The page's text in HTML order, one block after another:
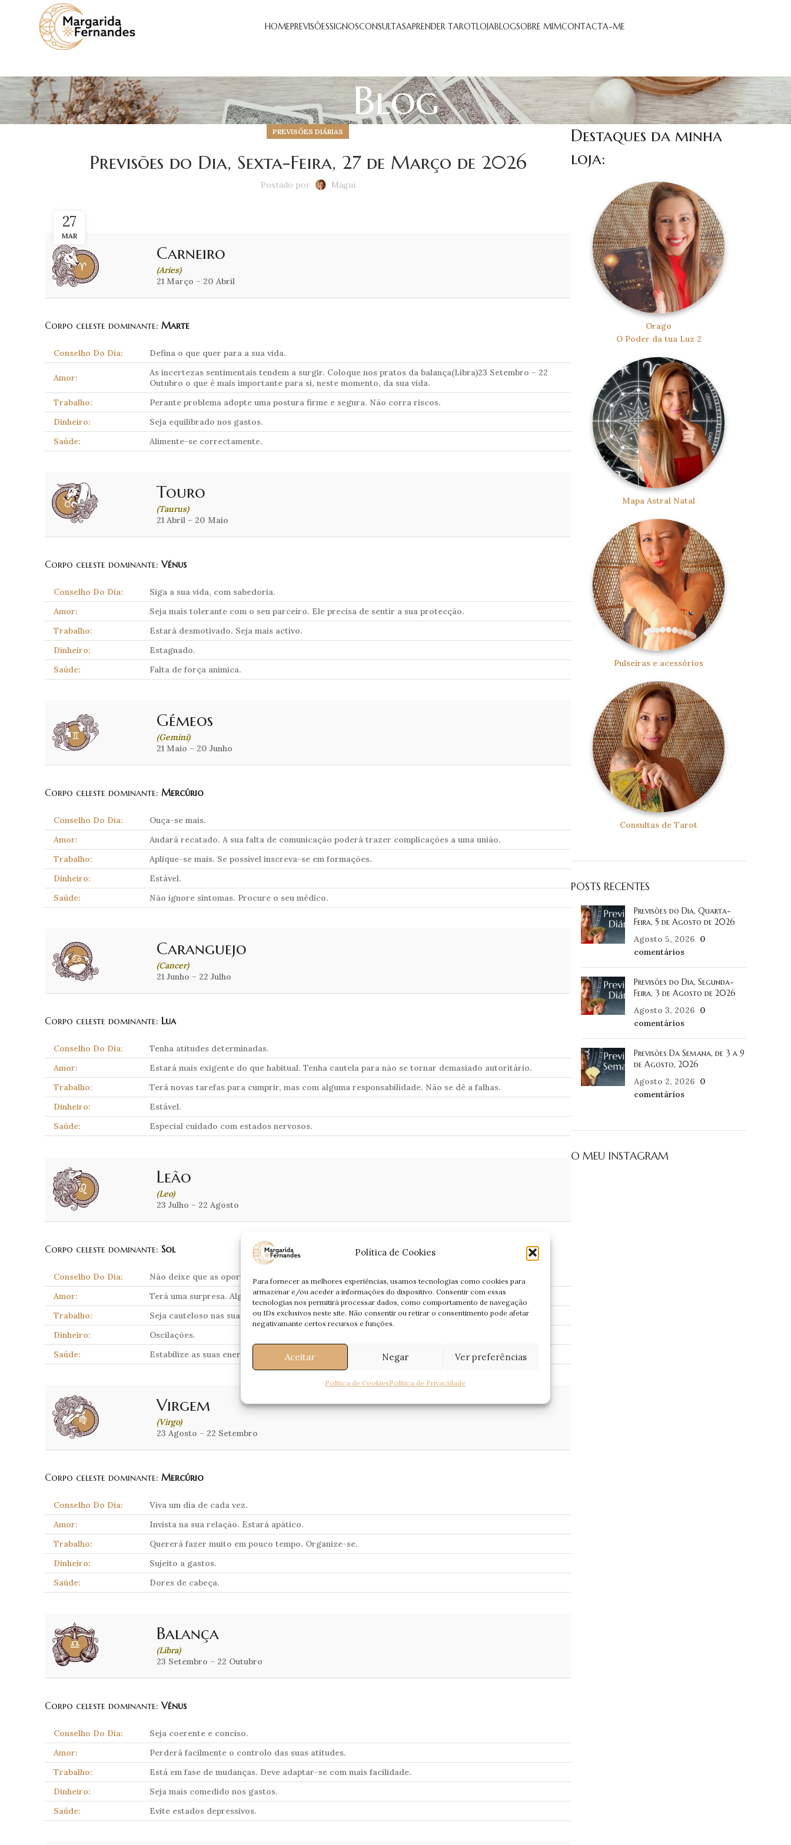
Política de Cookies
Para fornecer as melhores experiências, usamos tecnologias como cookies para
armazenar e/ou aceder a informações do dispositivo. Consentir com essas
tecnologias nos permitirá processar dados, como comportamento de navegação
ou IDs exclusivos neste site. Não consentir ou retirar o consentimento pode afetar
negativamante certos recursos e funções.
Aceitar Negar Ver preferências
Política de CookiesPolítica de Privacidade
HOMEPREVISÕESSIGNOSCONSULTASAPRENDER TAROTLOJABLOGSOBRE MIMCONTACTA-ME
Blog
PREVISÕES DIÁRIAS
Previsões do Dia, Sexta-Feira, 27 de Março de 2026
Postado por Magui
27
MAR
Carneiro
(Aries)
21 Março – 20 Abril
Corpo celeste dominante: Marte
Conselho Do Dia: Defina o que quer para a sua vida.
Amor:
As incertezas sentimentais tendem a surgir. Coloque nos pratos da balança(Libra)23 Setembro – 22
Outubro o que é mais importante para si, neste momento, da sua vida.
Trabalho:
Perante problema adopte uma postura firme e segura. Não corra riscos.
Dinheiro:
Seja equilibrado nos gastos.
Saúde:
Alimente-se correctamente.
Touro
(Taurus)
21 Abril – 20 Maio
Corpo celeste dominante: Vénus
Conselho Do Dia:
Siga a sua vida, com sabedoria.
Amor:
Seja mais tolerante com o seu parceiro. Ele precisa de sentir a sua protecção.
Trabalho:
Estará desmotivado. Seja mais activo.
Dinheiro:
Estagnado.
Saúde:
Falta de força anímica.
Gémeos
(Gemini)
21 Maio – 20 Junho
Corpo celeste dominante: Mercúrio
Conselho Do Dia:
Ouça-se mais.
Amor:
Andará recatado. A sua falta de comunicação poderá trazer complicações a uma união.
Trabalho:
Aplique-se mais. Se possível inscreva-se em formações.
Dinheiro:
Estável.
Saúde:
Não ignore sintomas. Procure o seu médico.
Caranguejo
(Cancer)
21 Junho – 22 Julho
Corpo celeste dominante: Lua
Conselho Do Dia:
Tenha atitudes determinadas.
Amor:
Estará mais exigente do que habitual. Tenha cautela para não se tornar demasiado autoritário.
Trabalho:
Terá novas tarefas para cumprir, mas com alguma responsabilidade. Não se dê a falhas.
Dinheiro:
Estável.
Saúde:
Especial cuidado com estados nervosos.
Leão
(Leo)
23 Julho – 22 Agosto
Corpo celeste dominante: Sol
Conselho Do Dia:
Não deixe que as oportunidades lhe passem ao lado.
Amor:
Terá uma surpresa. Alguém do passado pode dar noticias.
Trabalho:
Seja cauteloso nas suas tarefas, pois tendem a complicações.
Dinheiro:
Oscilações.
Saúde:
Estabilize as suas energias.
Virgem
(Virgo)
23 Agosto – 22 Setembro
Corpo celeste dominante: Mercúrio
Conselho Do Dia:
Viva um dia de cada vez.
Amor:
Invista na sua relação. Estará apático.
Trabalho:
Quererá fazer muito em pouco tempo. Organize-se.
Dinheiro:
Sujeito a gastos.
Saúde:
Dores de cabeça.
Balança
(Libra)
23 Setembro – 22 Outubro
Corpo celeste dominante: Vénus
Conselho Do Dia:
Seja coerente e conciso.
Amor:
Perderá facilmente o controlo das suas atitudes.
Trabalho:
Está em fase de mudanças. Deve adaptar-se com mais facilidade.
Dinheiro:
Seja mais comedido nos gastos.
Saúde:
Evite estados depressivos.
Destaques da minha
loja:
Orago
O Poder da tua Luz 2
Mapa Astral Natal
Pulseiras e acessórios
Consultas de Tarot
POSTS RECENTES
Previsões do Dia, Quarta-
Feira, 5 de Agosto de 2026
Agosto 5, 2026 0
comentários
Previsões do Dia, Segunda-
Feira, 3 de Agosto de 2026
Agosto 3, 2026 0
comentários
Previsões Da Semana, de 3 a 9
de Agosto, 2026
Agosto 2, 2026 0
comentários
O MEU INSTAGRAM